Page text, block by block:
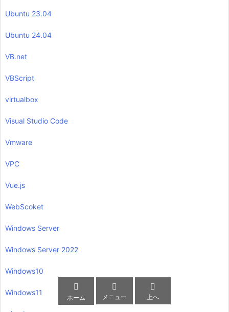
Ubuntu 23.04
Ubuntu 24.04
VB.net
VBScript
virtualbox
Visual Studio Code
Vmware
VPC
Vue.js
WebScoket
Windows Server
Windows Server 2022
Windows10
Windows11

ホーム

メニュー

上へ